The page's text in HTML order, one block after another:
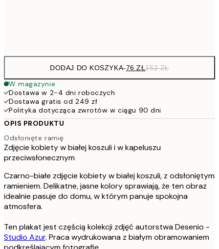
DODAJ DO KOSZYKA-76 ZŁ152 ZŁ
W magazynie
Dostawa w 2-4 dni roboczych
Dostawa gratis od 249 zł
Polityka dotycząca zwrotów w ciągu 90 dni
OPIS PRODUKTU
Odsłonięte ramię
Zdjęcie kobiety w białej koszuli i w kapeluszu
przeciwsłonecznym
Czarno-białe zdjęcie kobiety w białej koszuli, z odsłoniętym
ramieniem. Delikatne, jasne kolory sprawiają, że ten obraz
idealnie pasuje do domu, w którym panuje spokojna
atmosfera.
Ten plakat jest częścią kolekcji zdjęć autorstwa Desenio -
Studio Azur. Praca wydrukowana z białym obramowaniem